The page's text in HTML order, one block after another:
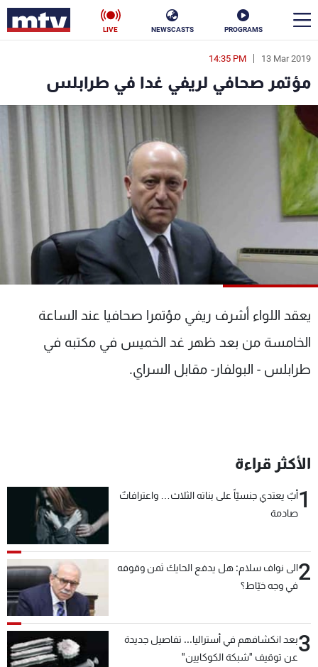
PROGRAMS
NEWSCASTS
LIVE
13 Mar 2019
14:35 PM
مؤتمر صحافي لريفي غدا في طرابلس
يعقد اللواء أشرف ريفي مؤتمرا صحافيا عند الساعة
الخامسة من بعد ظهر غد الخميس في مكتبه في
طرابلس - البولفار- مقابل السراي.
الأكثر قراءة
1أبٌ يعتدي جنسيّاً على بناته الثلاث… واعترافاتٌ
صادمة
2الى نواف سلام: هل يدفع الحايك ثمن وقوفه
في وجه خيّاط؟
3بعد انكشافهم في أستراليا... تفاصيل جديدة
عن توقيف "شبكة الكوكايين"
en
الأخبار
سياسة ناس
إقتصاد فن
منوعات رياضة
جدول البرامج
شاهد البرامج